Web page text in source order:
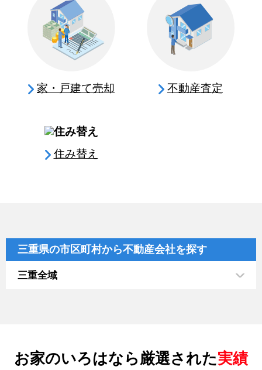
家・戸建て売却 不動産査定
住み替え
三重県の市区町村から不動産会社を探す
三重全域
お家のいろはなら厳選された実績